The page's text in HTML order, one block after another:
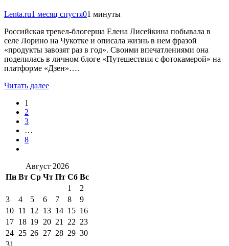
Lenta.ru1 месяц спустя01 минуты
Российская тревел-блогерша Елена Лисейкина побывала в
селе Лорино на Чукотке и описала жизнь в нем фразой
«продукты завозят раз в год». Своими впечатлениями она
поделилась в личном блоге «Путешествия с фотокамерой» на
платформе «Дзен»….
Читать далее
1
2
3
…
8
Август 2026
Пн Вт Ср Чт Пт Сб Вс
1
2
3
4 5 6 7 8
9
10 11 12 13 14 15 16
17 18 19 20 21 22 23
24 25 26 27 28 29 30
31